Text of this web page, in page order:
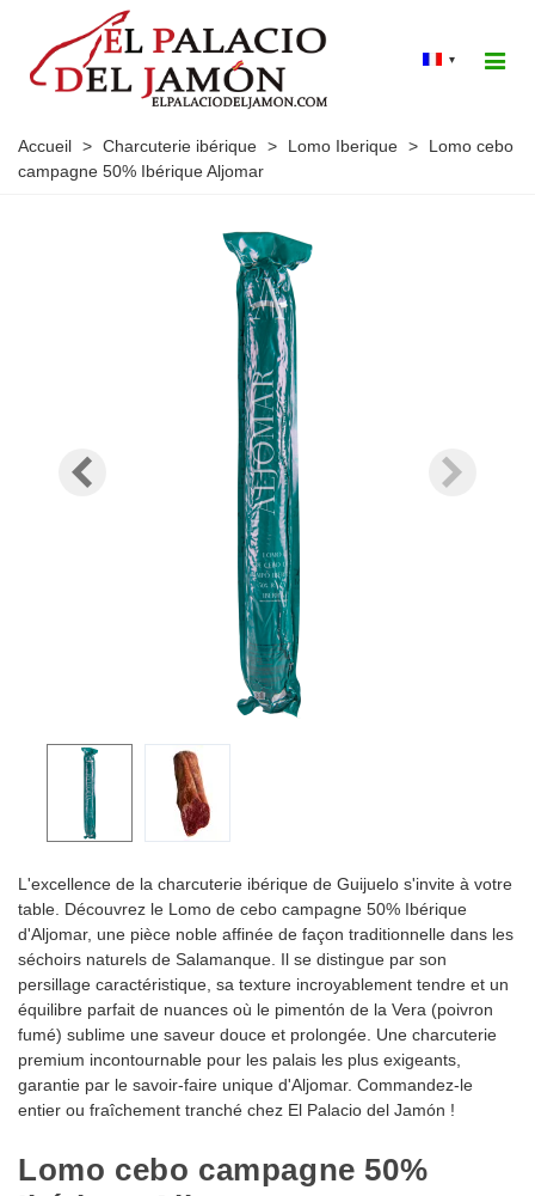
▾
Accueil > Charcuterie ibérique > Lomo Iberique >
Lomo cebo
campagne 50% Ibérique Aljomar
L'excellence de la charcuterie ibérique de Guijuelo s'invite à votre
table. Découvrez le Lomo de cebo campagne 50% Ibérique
d'Aljomar, une pièce noble affinée de façon traditionnelle dans les
séchoirs naturels de Salamanque. Il se distingue par son
persillage caractéristique, sa texture incroyablement tendre et un
équilibre parfait de nuances où le pimentón de la Vera (poivron
fumé) sublime une saveur douce et prolongée. Une charcuterie
premium incontournable pour les palais les plus exigeants,
garantie par le savoir-faire unique d'Aljomar. Commandez-le
entier ou fraîchement tranché chez El Palacio del Jamón !
Lomo cebo campagne 50%